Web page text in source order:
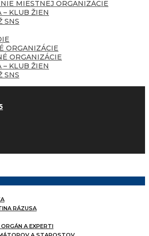
MIESTNEJ ORGANIZÁCIE
– KLUB ŽIEN
SNS
ORGANIZÁCIE
ORGANIZÁCIE
– KLUB ŽIEN
SNS
RÁZUSA
A EXPERTI